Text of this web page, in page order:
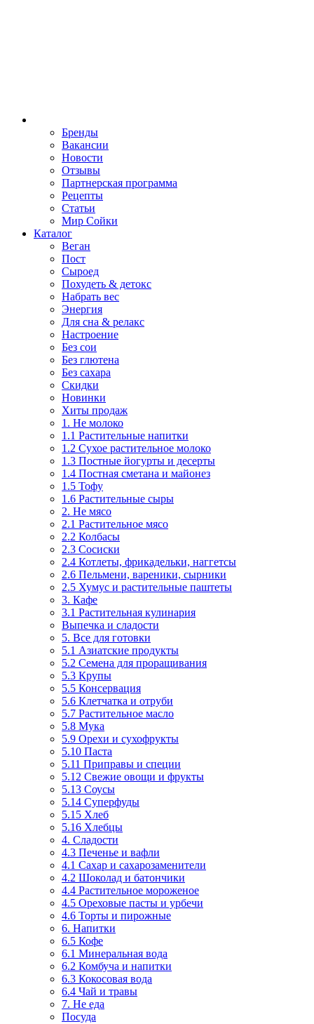
Бренды
Вакансии
Новости
Отзывы
Партнерская программа
Рецепты
Статьи
Мир Сойки
Каталог
Веган
Пост
Сыроед
Похудеть & детокс
Набрать вес
Энергия
Для сна & релакс
Настроение
Без сои
Без глютена
Без сахара
Скидки
Новинки
Хиты продаж
1. Не молоко
1.1 Растительные напитки
1.2 Сухое растительное молоко
1.3 Постные йогурты и десерты
1.4 Постная сметана и майонез
1.5 Тофу
1.6 Растительные сыры
2. Не мясо
2.1 Растительное мясо
2.2 Колбасы
2.3 Сосиски
2.4 Котлеты, фрикадельки, наггетсы
2.6 Пельмени, вареники, сырники
2.5 Хумус и растительные паштеты
3. Кафе
3.1 Растительная кулинария
Выпечка и сладости
5. Все для готовки
5.1 Азиатские продукты
5.2 Семена для проращивания
5.3 Крупы
5.5 Консервация
5.6 Клетчатка и отруби
5.7 Растительное масло
5.8 Мука
5.9 Орехи и сухофрукты
5.10 Паста
5.11 Приправы и специи
5.12 Свежие овощи и фрукты
5.13 Соусы
5.14 Суперфуды
5.15 Хлеб
5.16 Хлебцы
4. Сладости
4.3 Печенье и вафли
4.1 Сахар и сахарозаменители
4.2 Шоколад и батончики
4.4 Растительное мороженое
4.5 Ореховые пасты и урбечи
4.6 Торты и пирожные
6. Напитки
6.5 Кофе
6.1 Минеральная вода
6.2 Комбуча и напитки
6.3 Кокосовая вода
6.4 Чай и травы
7. Не еда
Посуда